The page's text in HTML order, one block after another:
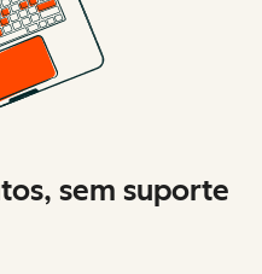
sem suporte